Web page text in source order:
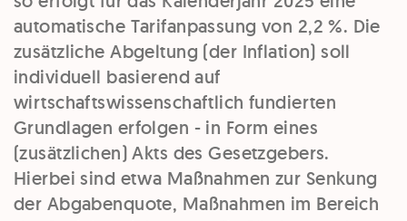
automatische Tarifanpassung von 2,2 %. Die
zusätzliche Abgeltung (der Inflation) soll
individuell basierend auf
wirtschaftswissenschaftlich fundierten
Grundlagen erfolgen - in Form eines
(zusätzlichen) Akts des Gesetzgebers.
Hierbei sind etwa Maßnahmen zur Senkung
der Abgabenquote, Maßnahmen im Bereich